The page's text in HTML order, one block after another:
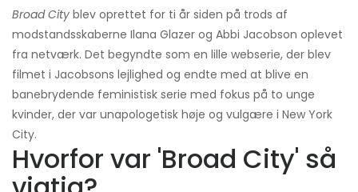
Broad City blev oprettet for ti år siden på trods af
modstandsskaberne Ilana Glazer og Abbi Jacobson oplevet
fra netværk. Det begyndte som en lille webserie, der blev
filmet i Jacobsons lejlighed og endte med at blive en
banebrydende feministisk serie med fokus på to unge
kvinder, der var unapologetisk høje og vulgære i New York
City.
Hvorfor var 'Broad City' så